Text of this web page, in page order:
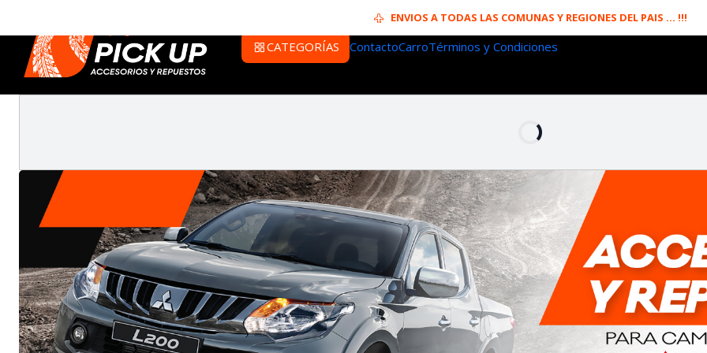
CATEGORÍAS ContactoCarroTérminos y Condiciones
ENVIOS A TODAS LAS COMUNAS Y REGIONES DEL PAIS ... !!!